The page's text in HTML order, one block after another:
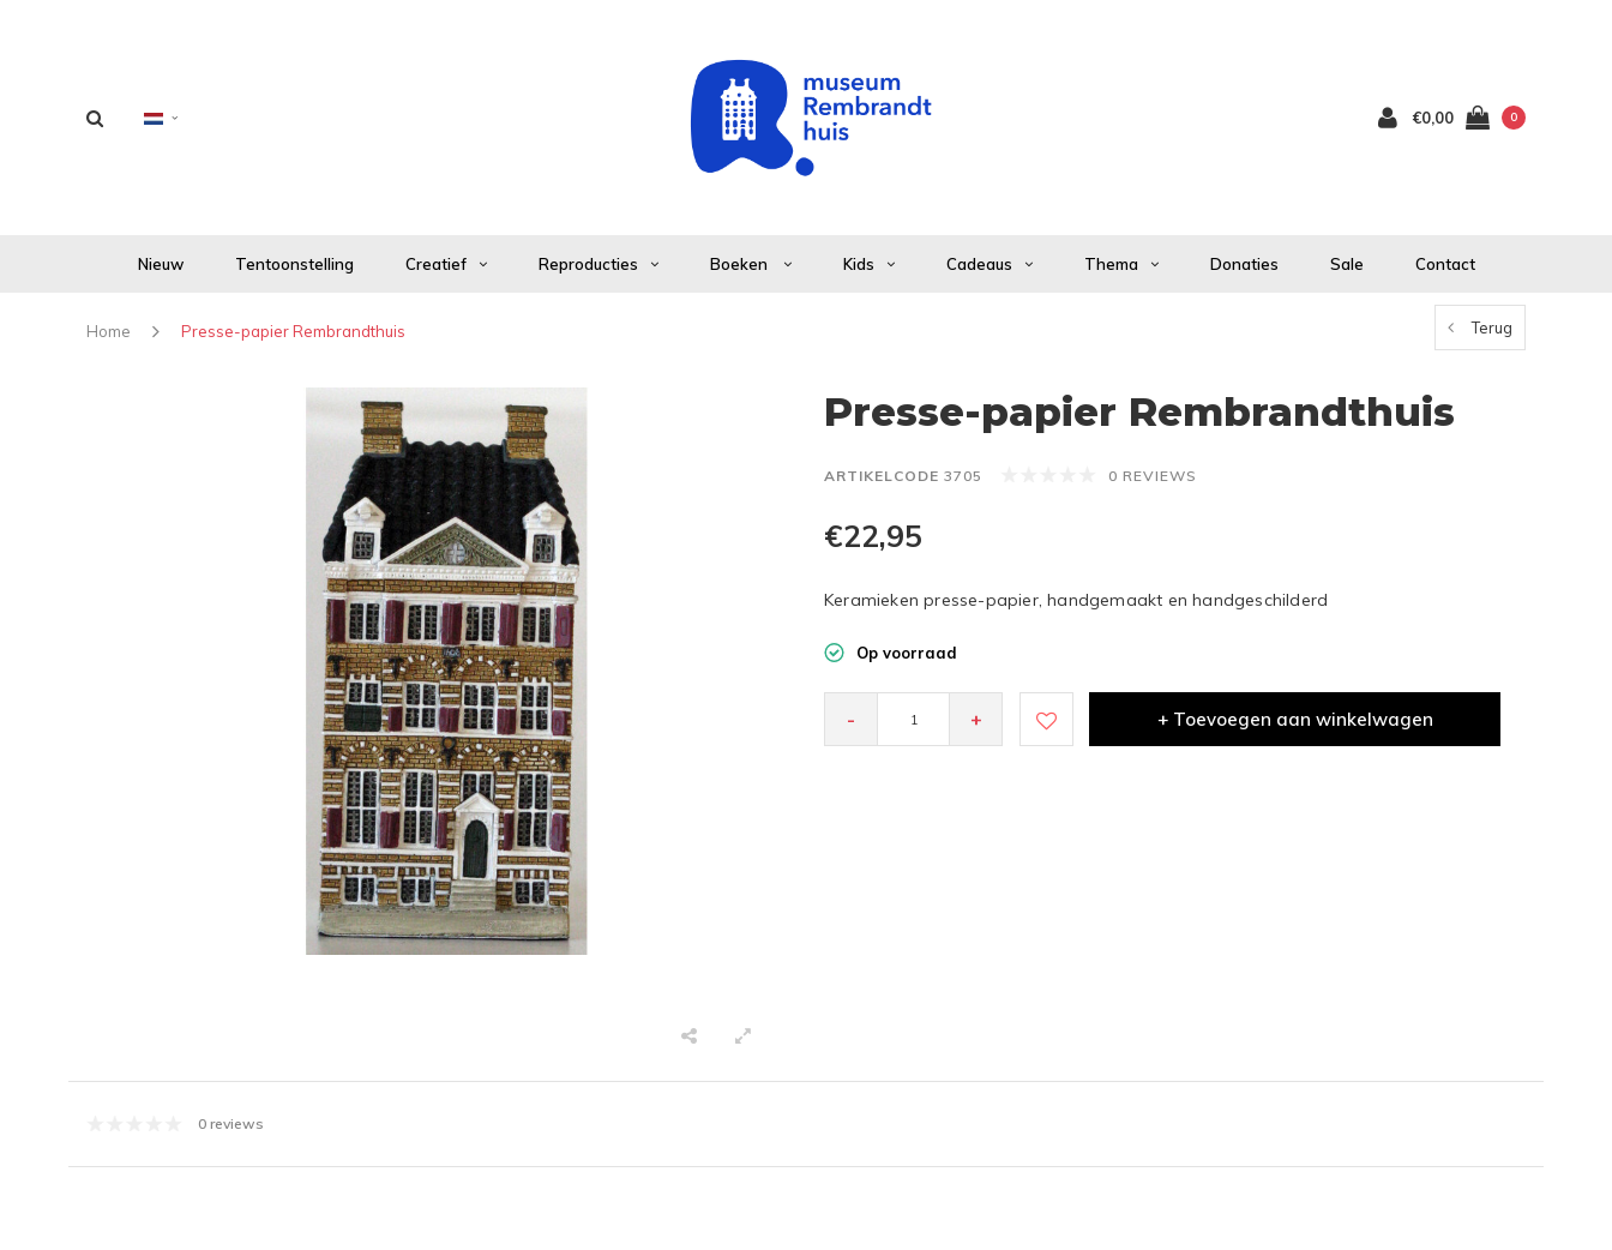
€0,00 0
Nieuw Tentoonstelling Creatief Reproducties Boeken Kids Cadeaus Thema Donaties Sale Contact
Home Presse-papier Rembrandthuis Terug
Presse-papier Rembrandthuis
ARTIKELCODE 3705 0 REVIEWS
€22,95
Keramieken presse-papier, handgemaakt en handgeschilderd
Op voorraad
- + + Toevoegen aan winkelwagen
0 reviews